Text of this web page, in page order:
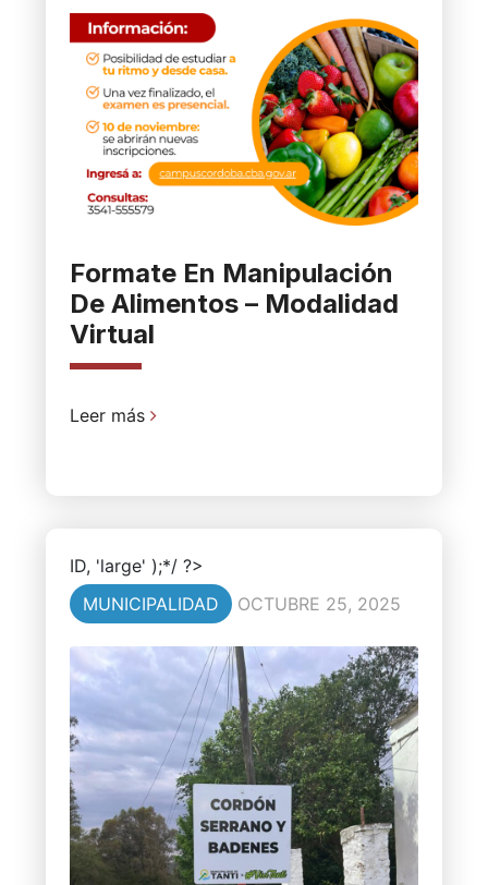
Formate En Manipulación
De Alimentos – Modalidad
Virtual
Leer más
ID, 'large' );*/ ?>
MUNICIPALIDAD
OCTUBRE 25, 2025